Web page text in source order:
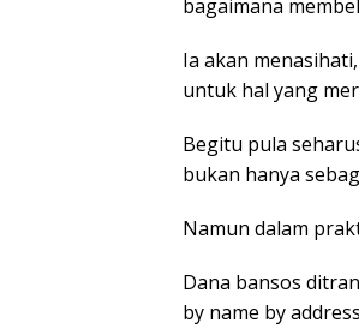
bagaimana
Ia akan
untuk hal yang
Begitu pula
bukan hanya
Namun dalam
Dana bansos
by name by